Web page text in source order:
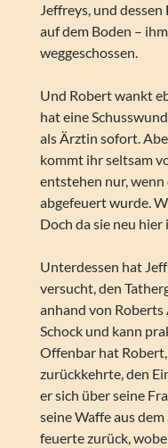
Jeffreys, und
auf dem Boden –
weggeschossen.
Und Robert wankt
hat eine
als Ärztin sofort.
kommt ihr seltsam
entstehen nur, wenn
abgefeuert wurde.
Doch da sie neu
Unterdessen hat
versucht, den
anhand von Roberts
Schock und kann
Offenbar hat
zurückkehrte, den
er sich über seine
seine Waffe aus
feuerte zurück,